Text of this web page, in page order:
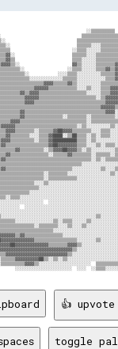
░░▒▒░░
👍 upvote
toggle